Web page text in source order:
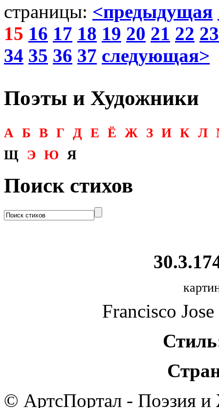
страницы: <предыдущая
15 16 17 18 19 20 21 22 23
34 35 36 37 следующая>
Поэты и Художники
А Б В Г Д Е Ё Ж З И К Л
Щ
Э Ю Я
Поиск стихов
Francisco
© АртсПортал - Поэзия